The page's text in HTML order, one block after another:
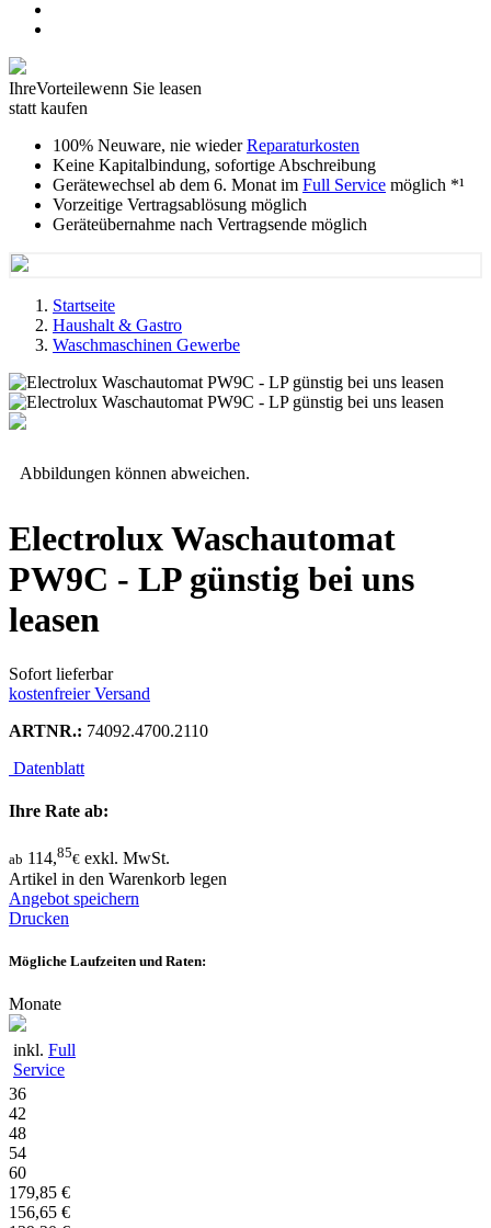
IhreVorteilewenn Sie leasen
statt kaufen
100% Neuware, nie wiederReparaturkosten
Keine Kapitalbindung, sofortige Abschreibung
Gerätewechsel ab dem 6. Monat im Full Service möglich *¹
Vorzeitige Vertragsablösung möglich
Geräteübernahme nach Vertragsende möglich
Startseite
Haushalt & Gastro
Waschmaschinen Gewerbe
Abbildungen können abweichen.
Electrolux Waschautomat
PW9C - LP günstig bei uns
leasen
Sofort lieferbar
kostenfreier Versand
ARTNR.: 74092.4700.2110
Datenblatt
Ihre Rate ab:
ab 114,85€ exkl. MwSt.
Artikel in den Warenkorb legen
Angebot speichern
Drucken
Mögliche Laufzeiten und Raten:
Monate
inkl. Full
Service
36
42
48
54
60
179,85 €
156,65 €